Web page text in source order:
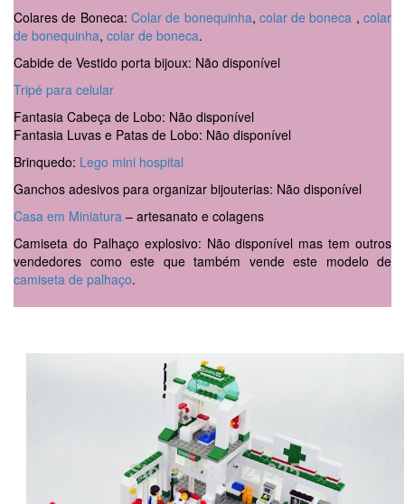
Colares de Boneca: Colar de bonequinha, colar de boneca ,colar
de bonequinha, colar de boneca.
Cabide de Vestido porta bijoux: Não disponível
Tripé para celular
Fantasia Cabeça de Lobo: Não disponível
Fantasia Luvas e Patas de Lobo: Não disponível
Brinquedo: Lego mini hospital
Ganchos adesivos para organizar bijouterias: Não disponível
Casa em Miniatura – artesanato e colagens
Camiseta do Palhaço explosivo: Não disponível mas tem outros
vendedores como este que também vende este modelo de
camiseta de palhaço.